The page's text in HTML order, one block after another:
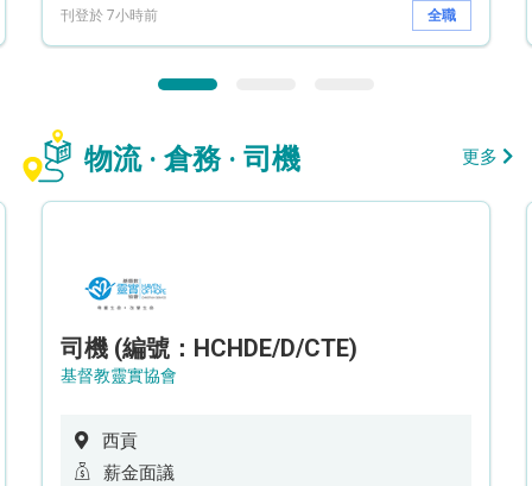
刊登於 7小時前 全職
物流 · 倉務 · 司機 更多
司機 (編號：HCHDE/D/CTE)
基督教靈實協會
西貢
薪金面議